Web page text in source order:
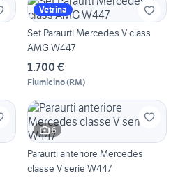
Vetrina
Set Paraurti Mercedes V class
AMG W447
1.700 €
Fiumicino(RM)
6
Paraurti anteriore Mercedes
classe V serie W447